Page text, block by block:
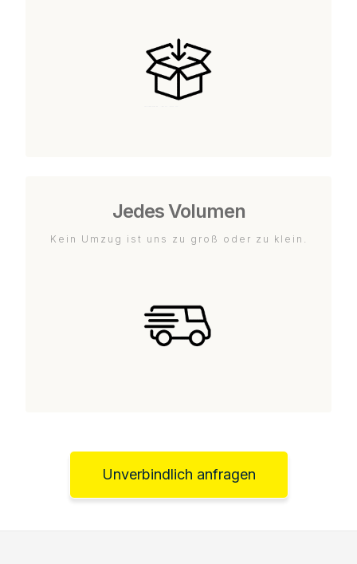
Jedes Volumen
Kein Umzug ist uns zu groß oder zu klein.
Unverbindlich anfragen